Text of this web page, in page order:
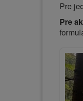
Pre
Pre